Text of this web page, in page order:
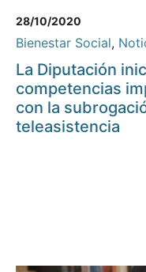
28/10/2020
Bienestar Social,
La Diputación
competencias
con la
teleasistencia